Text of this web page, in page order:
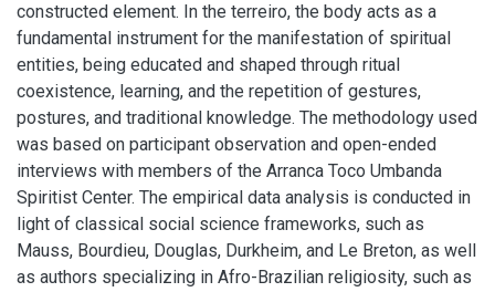
constructed element. In the terreiro, the body acts as a
fundamental instrument for the manifestation of spiritual
entities, being educated and shaped through ritual
coexistence, learning, and the repetition of gestures,
postures, and traditional knowledge. The methodology used
was based on participant observation and open-ended
interviews with members of the Arranca Toco Umbanda
Spiritist Center. The empirical data analysis is conducted in
light of classical social science frameworks, such as
Mauss, Bourdieu, Douglas, Durkheim, and Le Breton, as well
as authors specializing in Afro-Brazilian religiosity, such as